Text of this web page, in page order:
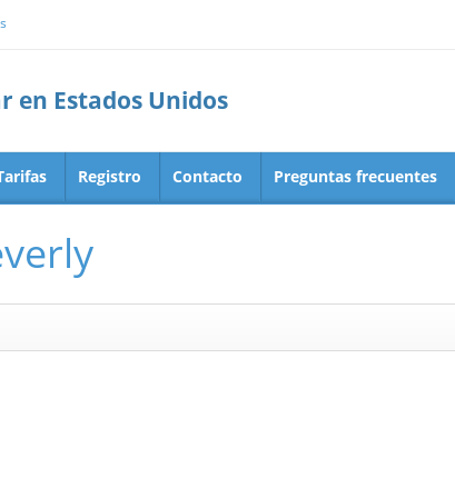
en Estados Unidos
Registro Contacto Preguntas frecuentes